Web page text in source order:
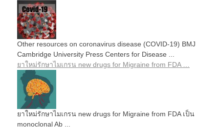
Other resources on coronavirus disease (COVID-19) BMJ
Cambridge University Press Centers for Disease ...
ยาใหม่รักษาไมเกรน new drugs for Migraine from FDA …
ยาใหม่รักษาไมเกรน new drugs for Migraine from FDA เป็น
monoclonal Ab ...